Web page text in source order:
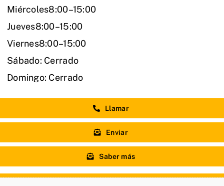
Miércoles8:00–15:00
Jueves8:00–15:00
Viernes8:00–15:00
Sábado: Cerrado
Domingo: Cerrado
Llamar
Enviar
Saber más